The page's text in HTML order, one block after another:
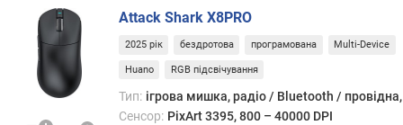
D
P
)
Attack Shark X8PRO
2025 рік бездротова програмована Multi-Device
Huano RGB підсвічування
Тип: ігрова мишка, радіо / Bluetooth / провідна,
Сенсор: PixArt 3395, 800 – 40000 DPI